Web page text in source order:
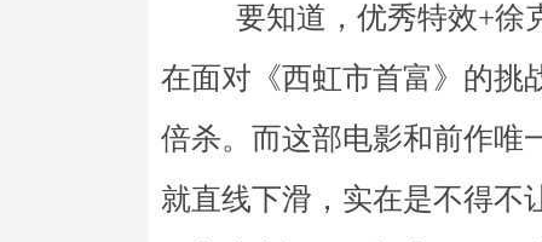
要知道，优秀特效+徐克
在面对《西虹市首富》的挑
倍杀。而这部电影和前作唯
就直线下滑，实在是不得不